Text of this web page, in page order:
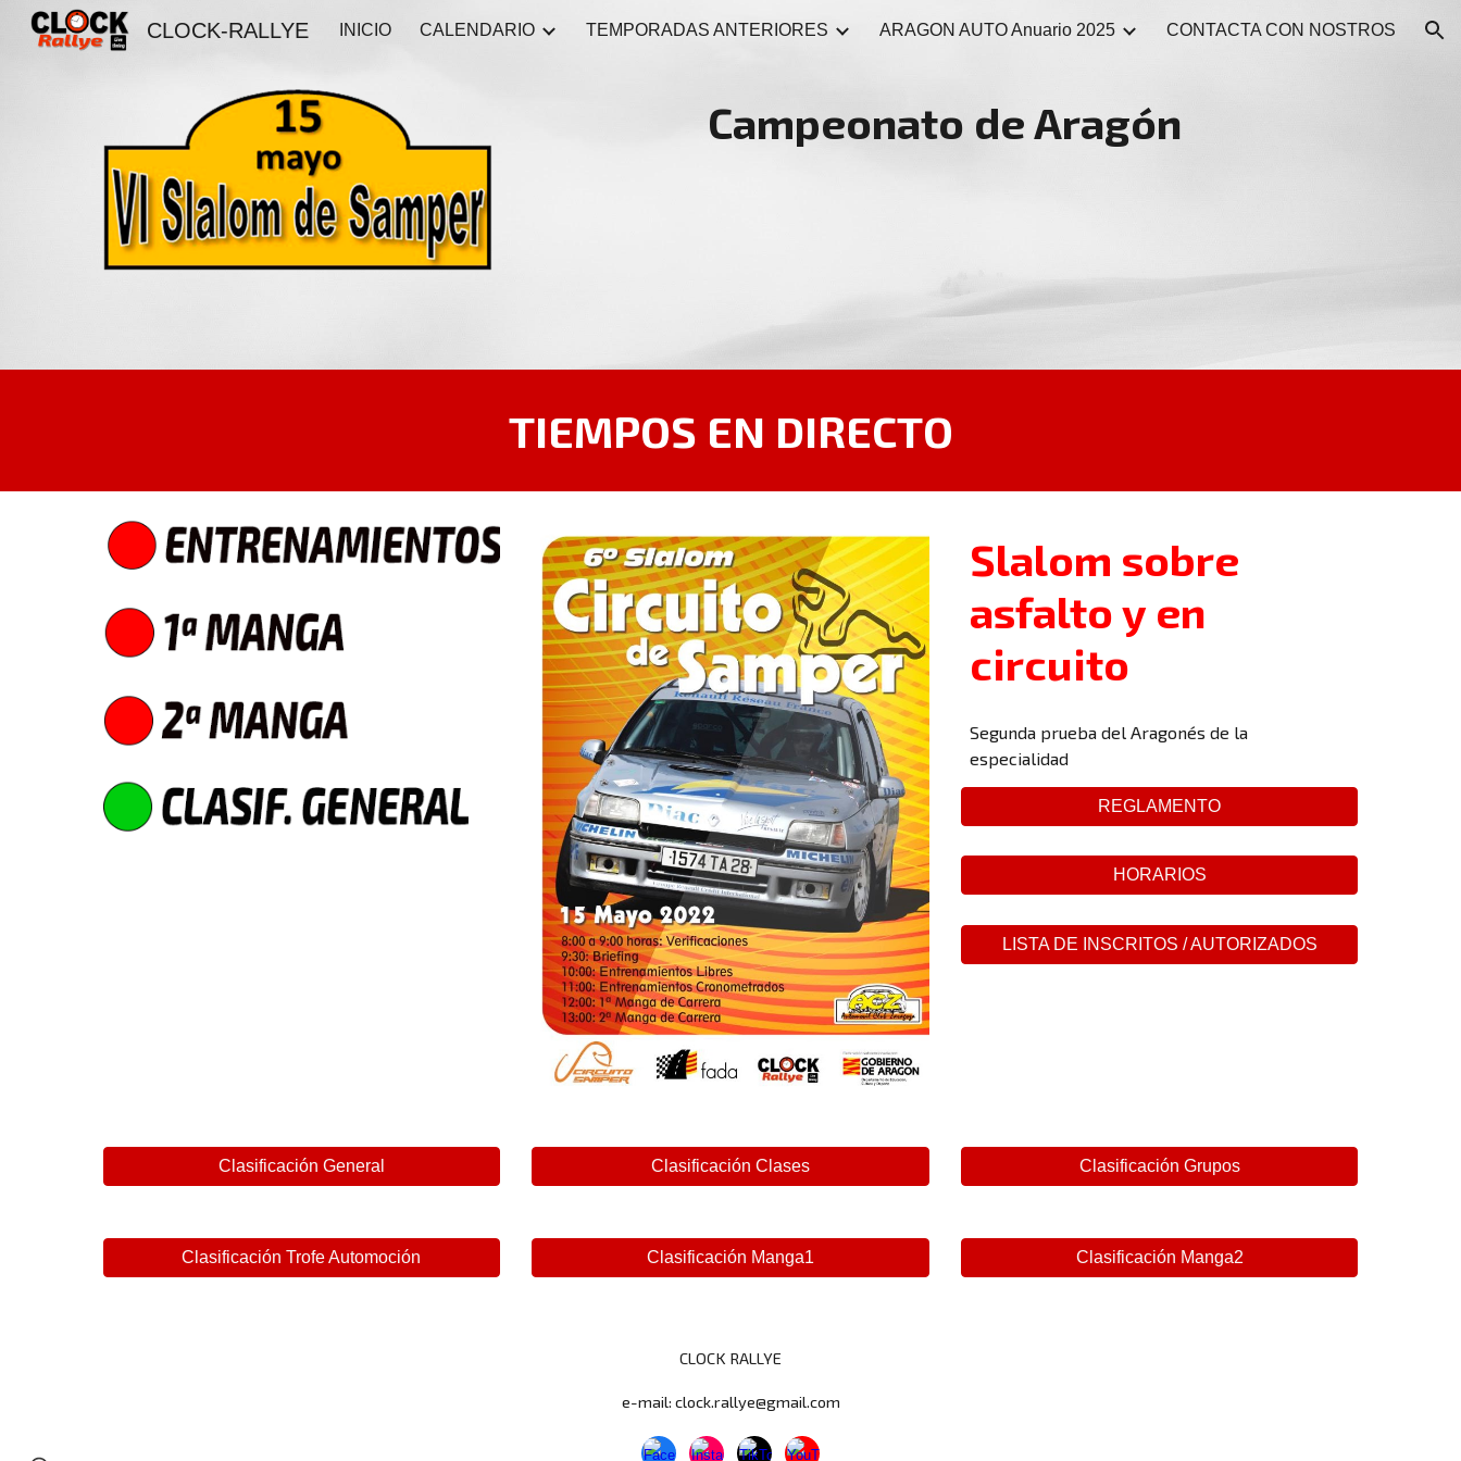
Skip to main content Skip to navigation
CLOCK-RALLYE INICIO CALENDARIO TEMPORADAS ANTERIORES ARAGON AUTO Anuario 2025 CONTACTA CON NOSTROS
Campeonato de Aragón
TIEMPOS EN DIRECTO
Slalom sobre
asfalto y en
circuito
Segunda prueba del Aragonés de la
especialidad
REGLAMENTO
HORARIOS
LISTA DE INSCRITOS / AUTORIZADOS
Clasificación General Clasificación Clases Clasificación Grupos
Clasificación Trofe Automoción Clasificación Manga1 Clasificación Manga2
CLOCK RALLYE
e-mail: clock.rallye@gmail.com